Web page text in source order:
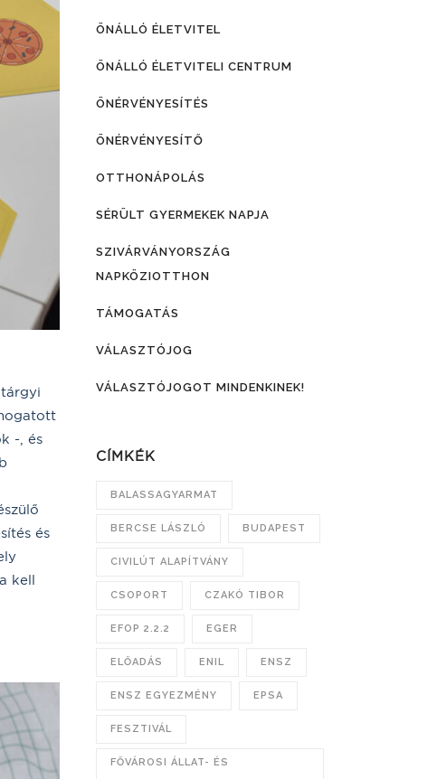
-, és
és
kell
ÖNÁLLÓ ÉLETVITEL
ÖNÁLLÓ ÉLETVITELI CENTRUM
ÖNÉRVÉNYESÍTÉS
ÖNÉRVÉNYESÍTŐ
OTTHONÁPOLÁS
SÉRÜLT GYERMEKEK NAPJA
SZIVÁRVÁNYORSZÁG
NAPKÖZIOTTHON
TÁMOGATÁS
VÁLASZTÓJOG
VÁLASZTÓJOGOT MINDENKINEK!
CÍMKÉK
BALASSAGYARMAT
BERCSE LÁSZLÓ BUDAPEST
CIVILÚT ALAPÍTVÁNY
CSOPORT CZAKÓ TIBOR
EFOP 2.2.2 EGER
ELŐADÁS ENIL ENSZ
ENSZ EGYEZMÉNY EPSA
FESZTIVÁL
FŐVÁROSI ÁLLAT- ÉS